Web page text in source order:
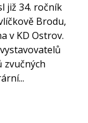
již 34. ročník
Brodu,
v KD Ostrov.
zvučných